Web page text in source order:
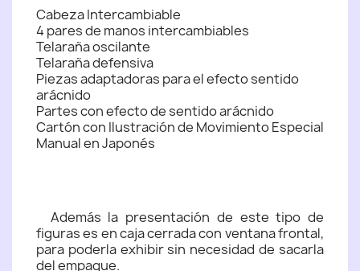
Cabeza Intercambiable
4 pares de manos intercambiables
Telaraña oscilante
Telaraña defensiva
Piezas adaptadoras para el efecto sentido
arácnido
Partes con efecto de sentido arácnido
Cartón con Ilustración de Movimiento Especial
Manual en Japonés
Además la presentación de este tipo de
figuras es en caja cerrada con ventana frontal,
para poderla exhibir sin necesidad de sacarla
del empaque.